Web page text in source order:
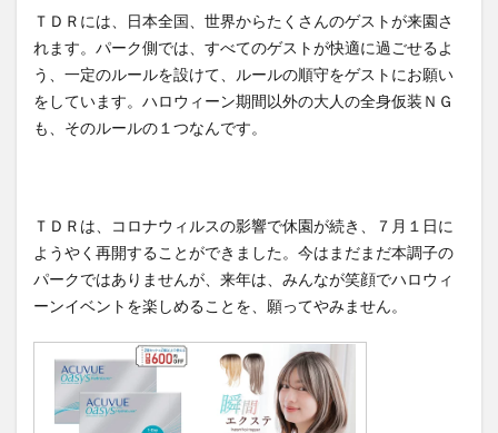
ＴＤＲには、日本全国、世界からたくさんのゲストが来園さ
れます。パーク側では、すべてのゲストが快適に過ごせるよ
う、一定のルールを設けて、ルールの順守をゲストにお願い
をしています。ハロウィーン期間以外の大人の全身仮装ＮＧ
も、そのルールの１つなんです。
ＴＤＲは、コロナウィルスの影響で休園が続き、７月１日に
ようやく再開することができました。今はまだまだ本調子の
パークではありませんが、来年は、みんなが笑顔でハロウィ
ーンイベントを楽しめることを、願ってやみません。